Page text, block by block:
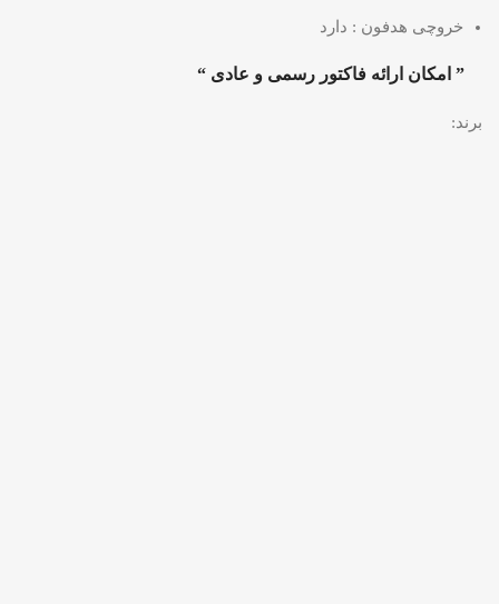
خروچی هدفون : دارد
” امکان ارائه فاکتور رسمی و عادی “
برند: